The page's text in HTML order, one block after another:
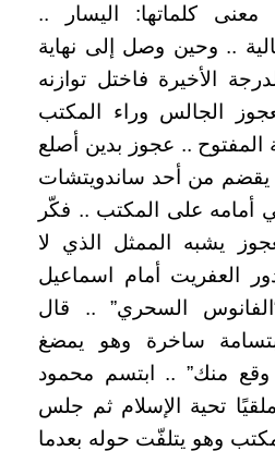
معنى كلماتها: اليسار ..
.. وحين وصل إلى نهاية
الأخيرة فاختل توازنه
الجالس وراء المكتب
المفتوح .. عجوز بدين أصلع
يقضم من أحد ساندويتشات
أمامه على المكتب .. فكّر
يشبه الممثل الذي لا
العفريت أمام اسماعيل
السحري” .. قال
ساخرة وهو يمضغ
منك” .. ابتسم محمود
تحية الإسلام ثم جلس
وهو يتلفّت حوله بعدما